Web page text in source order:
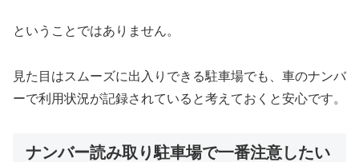
ということではありません。
見た目はスムーズに出入りできる駐車場でも、車のナンバ
ーで利用状況が記録されていると考えておくと安心です。
ナンバー読み取り駐車場で一番注意したい